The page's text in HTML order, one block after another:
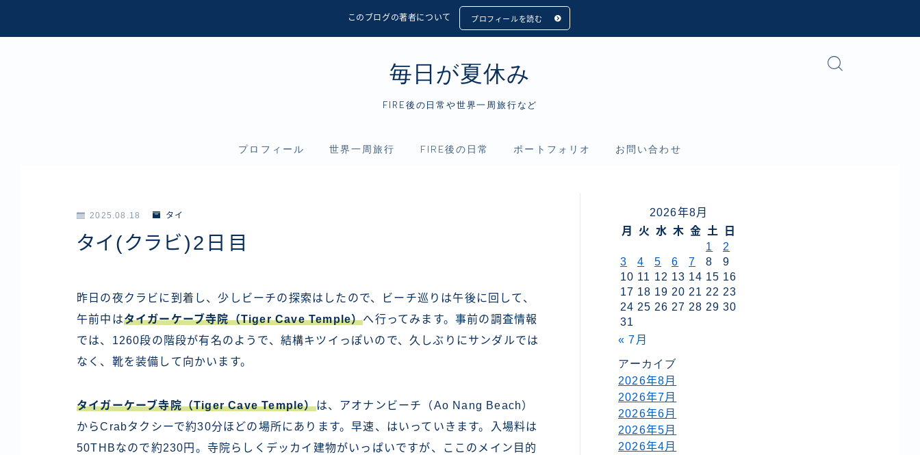
このブログの著者について プロフィールを読む
毎日が夏休み
FIRE後の日常や世界一周旅行など
プロフィール 世界一周旅行
タイ
カンボジア
バングラディッシュ
ブータン
FIRE後の日常 ポートフォリオ お問い合わせ
2025.08.18 タイ
タイ(クラビ)2日目
昨日の夜クラビに到着し、少しビーチの探索はしたので、ビーチ巡りは午後に回して、
午前中はタイガーケーブ寺院（Tiger Cave Temple）へ行ってみます。事前の調査情報
では、1260段の階段が有名のようで、結構キツイっぽいので、久しぶりにサンダルでは
なく、靴を装備して向かいます。
タイガーケーブ寺院（Tiger Cave Temple）は、アオナンビーチ（Ao Nang Beach）
からCrabタクシーで約30分ほどの場所にあります。早速、はいっていきます。入場料は
50THBなので約230円。寺院らしくデッカイ建物がいっぱいですが、ここのメイン目的
2026年8月
月
火 水 木 金 土
日
1
2
3
4 5 6 7 8
9
10 11 12 13 14 15 16
17 18 19 20 21 22 23
24 25 26 27 28 29 30
31
« 7月
アーカイブ
2026年8月
2026年7月
2026年6月
2026年5月
2026年4月